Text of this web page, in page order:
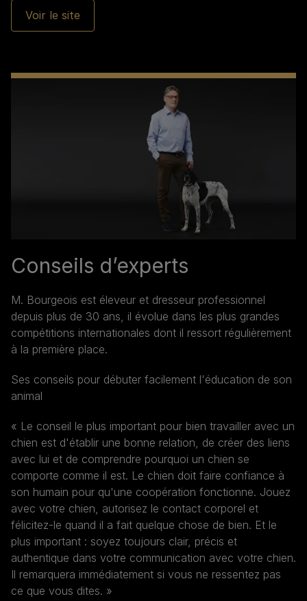
Voir le site
Conseils d’experts
M. Bourgeois est éleveur et dresseur professionnel
depuis plus de 30 ans, il évolue dans les plus grandes
compétitions internationales dont il ressort régulièrement
à la première place.
Ses conseils pour débuter facilement l'éducation de son
animal
« Le conseil le plus important pour bien travailler avec un
chien est d'établir une bonne relation, de créer des liens
avec lui et de comprendre pourquoi un chien se
comporte comme il est. Le chien doit faire confiance à
son humain pour qu'une coopération fonctionne. Jouez
avec votre chien, autorisez le contact corporel et
félicitez-le quand il a fait quelque chose de bien. Et le
plus important : soyez toujours clair, précis et
authentique dans votre communication avec votre chien.
Il remarquera immédiatement si vous ne ressentez pas
ce que vous dites. »